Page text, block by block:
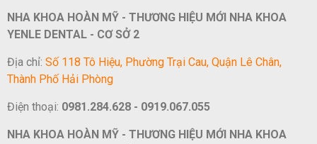
NHA KHOA HOÀN MỸ - THƯƠNG HIỆU MỚI NHA KHOA
YENLE DENTAL - CƠ SỞ 2
Địa chỉ: Số 118 Tô Hiệu, Phường Trại Cau, Quận Lê Chân,
Thành Phố Hải Phòng
Điện thoại: 0981.284.628 - 0919.067.055
NHA KHOA HOÀN MỸ - THƯƠNG HIỆU MỚI NHA KHOA